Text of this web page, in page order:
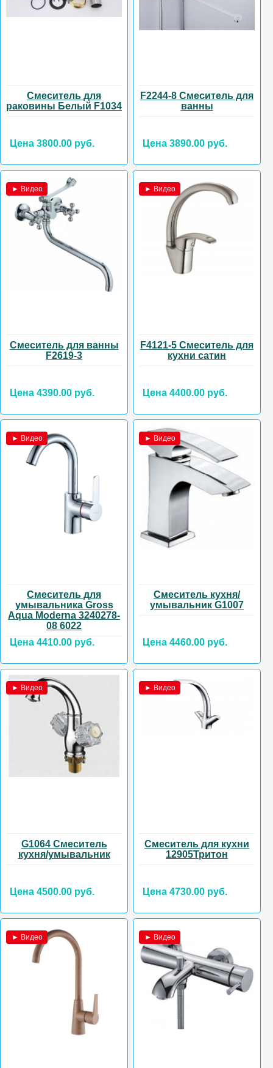
Смеситель для
раковины Белый F1034
Цена 3800.00 руб.
F2244-8 Смеситель для
ванны
Цена 3890.00 руб.
► Видео
Смеситель для ванны
F2619-3
Цена 4390.00 руб.
► Видео
F4121-5 Смеситель для
кухни сатин
Цена 4400.00 руб.
► Видео
Смеситель для
умывальника Gross
Aqua Moderna 3240278-
08 6022
Цена 4410.00 руб.
► Видео
Смеситель кухня/
умывальник G1007
Цена 4460.00 руб.
► Видео
G1064 Смеситель
кухня/умывальник
Цена 4500.00 руб.
► Видео
Смеситель для кухни
12905Тритон
Цена 4730.00 руб.
► Видео ► Видео